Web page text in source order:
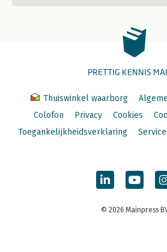
PRETTIG KENNIS
Thuiswinkel waarborg
Colofon
Privacy Cookies
Toegankelijkheidsverklaring
© 2026 Mainpress